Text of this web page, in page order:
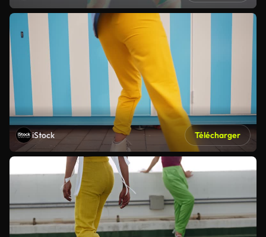
iStock Télécharger